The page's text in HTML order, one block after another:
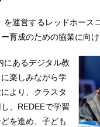
運営するレッドホース
育成のための協業に向
にあるデジタル教
楽しみながら学
より、クラスタ
、REDEEで学習
を進め、子ども